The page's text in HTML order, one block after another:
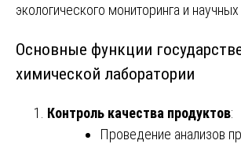
экологического мониторинга и
Основные функции
химической лаборатории
Контроль качества продуктов:
Проведение анализов